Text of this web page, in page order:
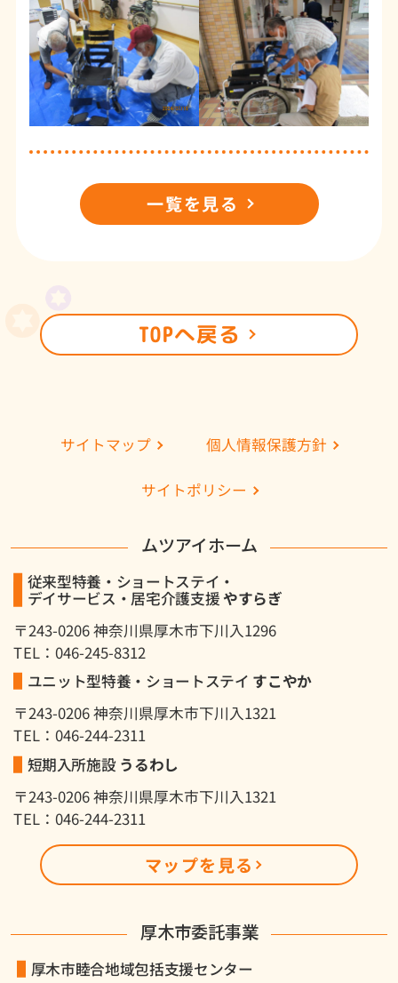
一覧を見る
TOPへ戻る
サイトマップ 個人情報保護方針
サイトポリシー
ムツアイホーム
従来型特養・ショートステイ・
デイサービス・居宅介護支援やすらぎ
〒243-0206 神奈川県厚木市下川入1296
TEL：046-245-8312
ユニット型特養・ショートステイ すこやか
〒243-0206 神奈川県厚木市下川入1321
TEL：046-244-2311
短期入所施設 うるわし
〒243-0206 神奈川県厚木市下川入1321
TEL：046-244-2311
マップを見る
厚木市委託事業
厚木市睦合地域包括支援センター